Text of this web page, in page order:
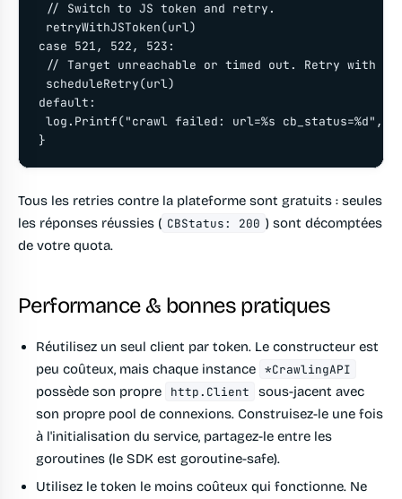
// Switch to JS token and retry.
retryWithJSToken(url)
case 521, 522, 523:
// Target unreachable or timed out. Retry with
scheduleRetry(url)
default:
log.Printf("crawl failed: url=%s cb_status=%d",
Tous les retries contre la plateforme sont gratuits : seules
les réponses réussies ( CBStatus: 200 ) sont décomptées
de votre quota.
Performance & bonnes pratiques
Réutilisez un seul client par token. Le constructeur est
peu coûteux, mais chaque instance *CrawlingAPI
possède son propre http.Client
sous-jacent avec
son propre pool de connexions. Construisez-le une fois
à l'initialisation du service, partagez-le entre les
goroutines (le SDK est goroutine-safe).
Utilisez le token le moins coûteux qui fonctionne. Ne